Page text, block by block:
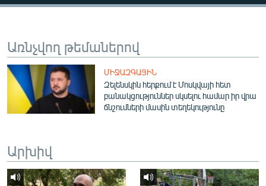
ՏԵՍԱՆՅՈՒԹԵՐ
ԲԱՆԱՎԵՃ
ՁԳՏԵԼՈՎ ԼԱՎԱԳՈՒՅՆԻՆ
Հայերեն
English
Առնչվող թեմաներով
ՄԻՋԱԶԳԱՅԻՆ
Զելենսկին հերքում է Մոսկվայի հետ
բանակցություններ սկսելու համար իր վրա
ճնշումների մասին տեղեկությունը
Արխիվ